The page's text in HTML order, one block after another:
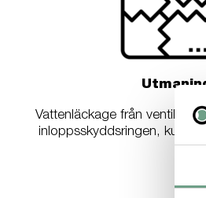
Vattenläckage från
inloppsskyddsringen,